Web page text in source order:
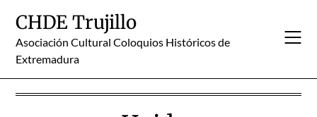
content
CHDE Trujillo
Asociación Cultural Coloquios Históricos de
Extremadura